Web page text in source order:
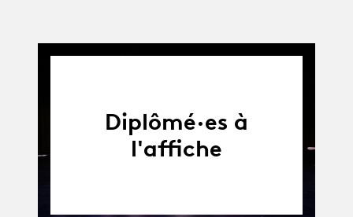
Diplômé·es à
l'affiche